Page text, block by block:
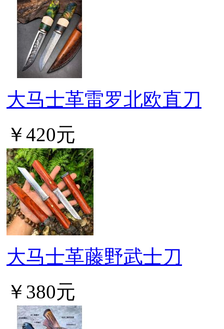
大马士革雷罗北欧直刀
￥420元
大马士革藤野武士刀
￥380元